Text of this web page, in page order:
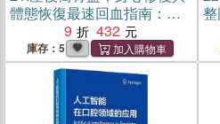
體態恢復最速回血指南：從
頭到腳，由裡到外，史上最
完整的中醫產後調理聖經
9 432
庫存：5